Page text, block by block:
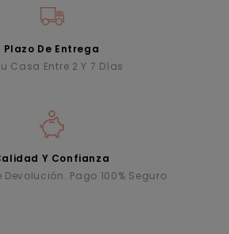
Plazo De Entrega
Casa Entre 2 Y 7 Días
Y Confianza
Pago 100% Seguro